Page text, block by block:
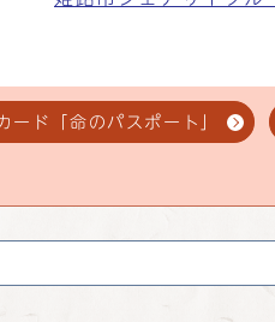
ード「命のパスポート」